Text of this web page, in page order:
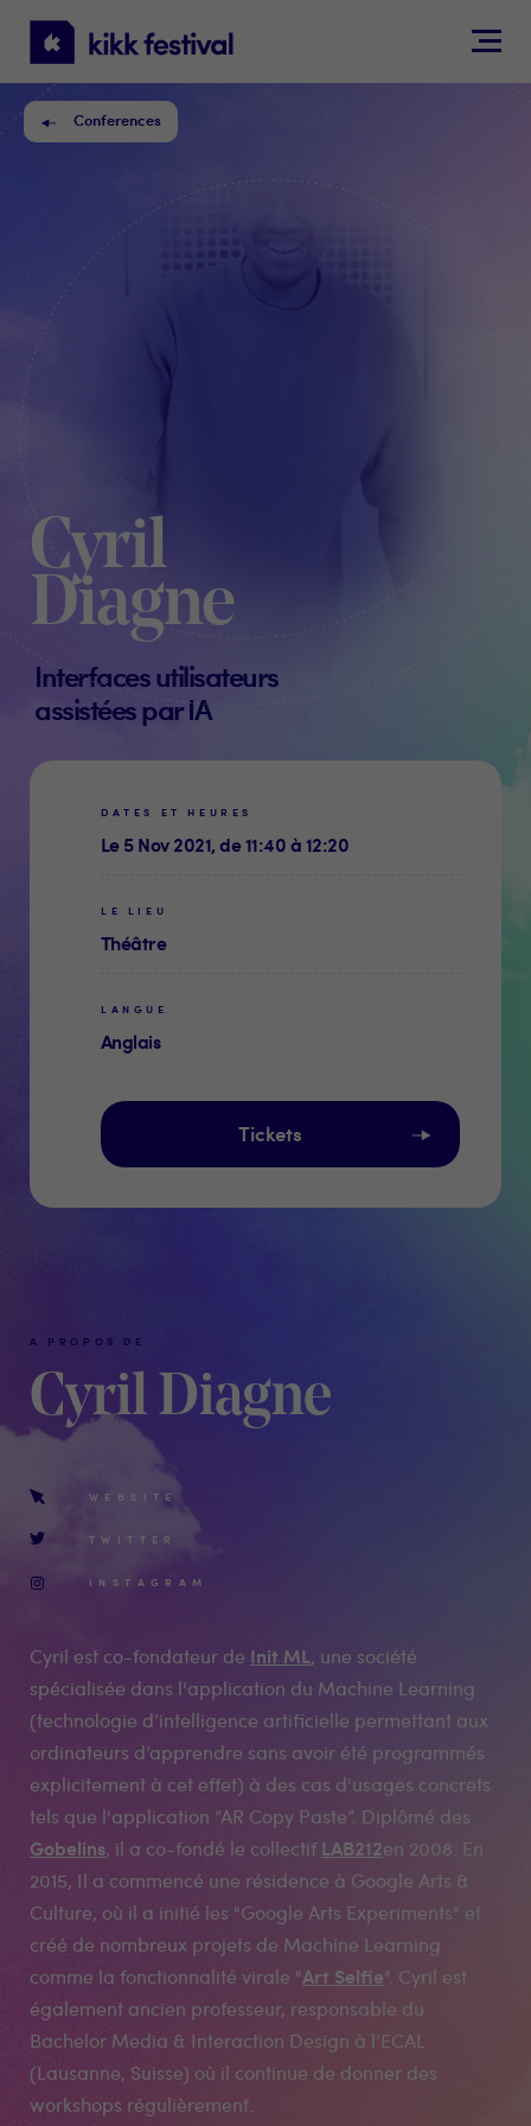
KIKK
Festival
Conferences
Cyril
Diagne
Interfaces utilisateurs
assistées par IA
DATES ET HEURES
Le 5 Nov 2021, de 11:40 à 12:20
LE LIEU
Théâtre
LANGUE
Anglais
Tickets
A PROPOS DE
Cyril Diagne
WEBSITE
TWITTER
INSTAGRAM
Cyril est co-fondateur de Init ML, une société
spécialisée dans l'application du Machine Learning
(technologie d’intelligence artificielle permettant aux
ordinateurs d’apprendre sans avoir été programmés
explicitement à cet effet) à des cas d'usages concrets
tels que l'application “AR Copy Paste”. Diplômé des
Gobelins, il a co-fondé le collectifLAB212en 2008. En
2015, Il a commencé une résidence à Google Arts &
Culture, où il a initié les "Google Arts Experiments" et
créé de nombreux projets de Machine Learning
comme la fonctionnalité virale "Art Selfie". Cyril est
également ancien professeur, responsable du
Bachelor Media & Interaction Design à l’ECAL
(Lausanne, Suisse) où il continue de donner des
workshops régulièrement.